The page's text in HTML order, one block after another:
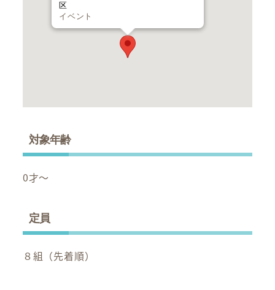
区
イベント
対象年齢
0才～
定員
８組（先着順）